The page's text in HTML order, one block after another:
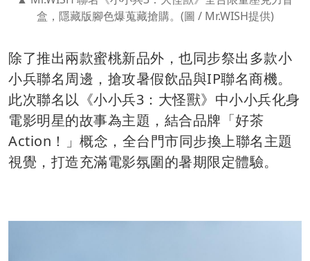
盒，隱藏版腳色爆蒐藏搶購。(圖 / Mr.WISH提供)
除了推出兩款蜜桃新品外，也同步祭出多款小
小兵聯名周邊，搶攻暑假飲品與IP聯名商機。
此次聯名以《小小兵3：大怪獸》中小小兵化身
電影明星的故事為主題，結合品牌「好茶
Action！」概念，全台門市同步換上聯名主題
視覺，打造充滿電影氛圍的暑期限定體驗。